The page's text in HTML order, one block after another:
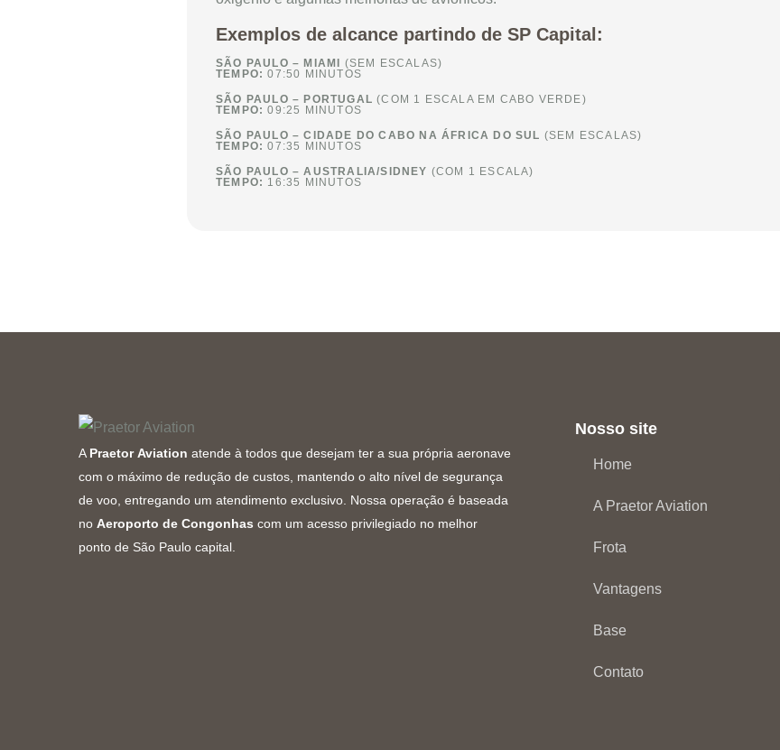
Exemplos de alcance partindo de SP Capital:
SÃO PAULO – MIAMI
(SEM ESCALAS)
TEMPO: 07:50 MINUTOS
SÃO PAULO – PORTUGAL (COM 1 ESCALA EM CABO VERDE)
TEMPO: 09:25 MINUTOS
SÃO PAULO – CIDADE DO CABO NA ÁFRICA DO SUL (SEM ESCALAS)
TEMPO: 07:35 MINUTOS
SÃO PAULO – AUSTRALIA/SIDNEY (COM 1 ESCALA)
TEMPO: 16:35 MINUTOS
A Praetor Aviation atende à todos que desejam ter a sua própria aeronave
com o máximo de redução de custos, mantendo o alto nível de segurança
de voo, entregando um atendimento exclusivo. Nossa operação é baseada
no Aeroporto de Congonhas com um acesso privilegiado no melhor
ponto de São Paulo capital.
Nosso site
Home
A Praetor Aviation
Frota
Vantagens
Base
Contato